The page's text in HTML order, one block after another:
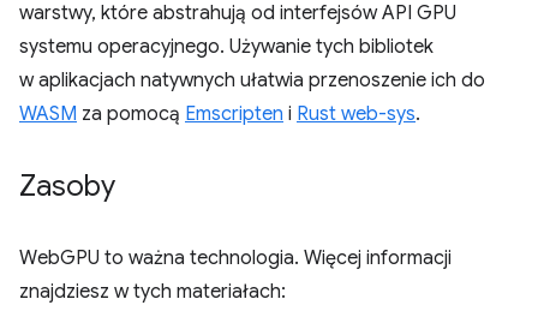
warstwy, które abstrahują od interfejsów API GPU
systemu operacyjnego. Używanie tych bibliotek
w aplikacjach natywnych ułatwia przenoszenie ich do
WASM za pomocą Emscripten i Rust web-sys.
Zasoby
WebGPU to ważna technologia. Więcej informacji
znajdziesz w tych materiałach: